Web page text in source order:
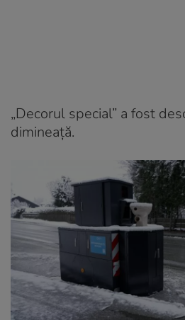
„Decorul special” a fost
dimineață.